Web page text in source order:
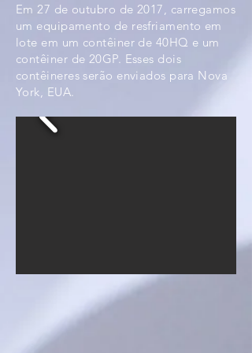
Em 27 de outubro de 2017, carregamos
um equipamento de resfriamento em
lote em um contêiner de 40HQ e um
contêiner de 20GP. Esses dois
contêineres serão enviados para Nova
York, EUA.